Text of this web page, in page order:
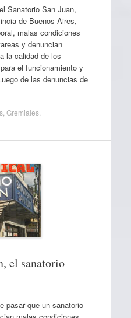
Sanatorio San Juan,
de Buenos Aires,
malas condiciones
y denuncian
la calidad de los
el funcionamiento y
de las denuncias de
, Gremiales.
el sanatorio
pasar que un sanatorio